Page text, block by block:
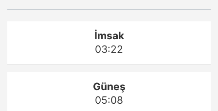
İmsak
03:22
Güneş
05:08